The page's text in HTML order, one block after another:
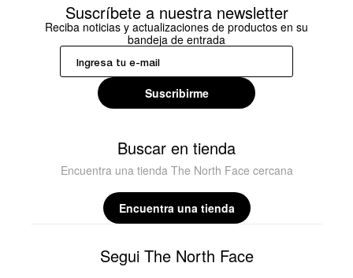
Suscríbete a nuestra newsletter
Reciba noticias y actualizaciones de productos en su
bandeja de entrada
Suscribirme
Buscar en tienda
Encuentra una tienda The North Face cercana
Encuentra una tienda
Segui The North Face